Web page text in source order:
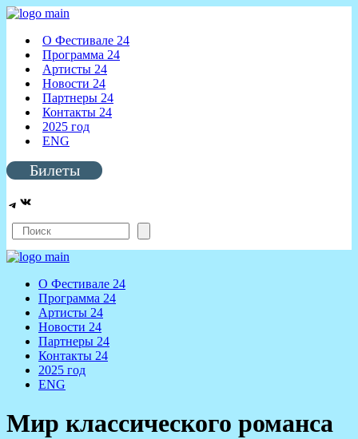
О Фестивале 24
Программа 24
Артисты 24
Новости 24
Партнеры 24
Контакты 24
2025 год
ENG
Билеты
Telegram
ВКонтакте
Поиск
О Фестивале 24
Программа 24
Артисты 24
Новости 24
Партнеры 24
Контакты 24
2025 год
ENG
Мир классического романса